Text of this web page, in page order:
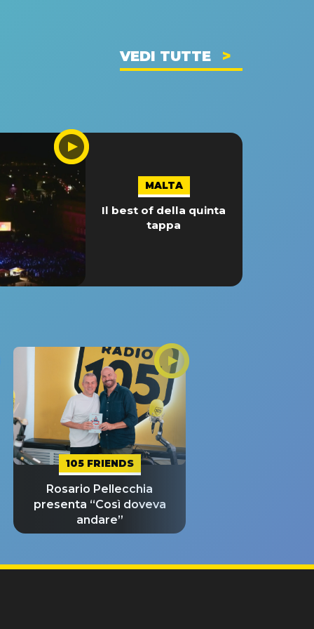
VEDI TUTTE
MALTA
Il best of della quinta
tappa
105 FRIENDS
Rosario Pellecchia
presenta “Così doveva
andare”